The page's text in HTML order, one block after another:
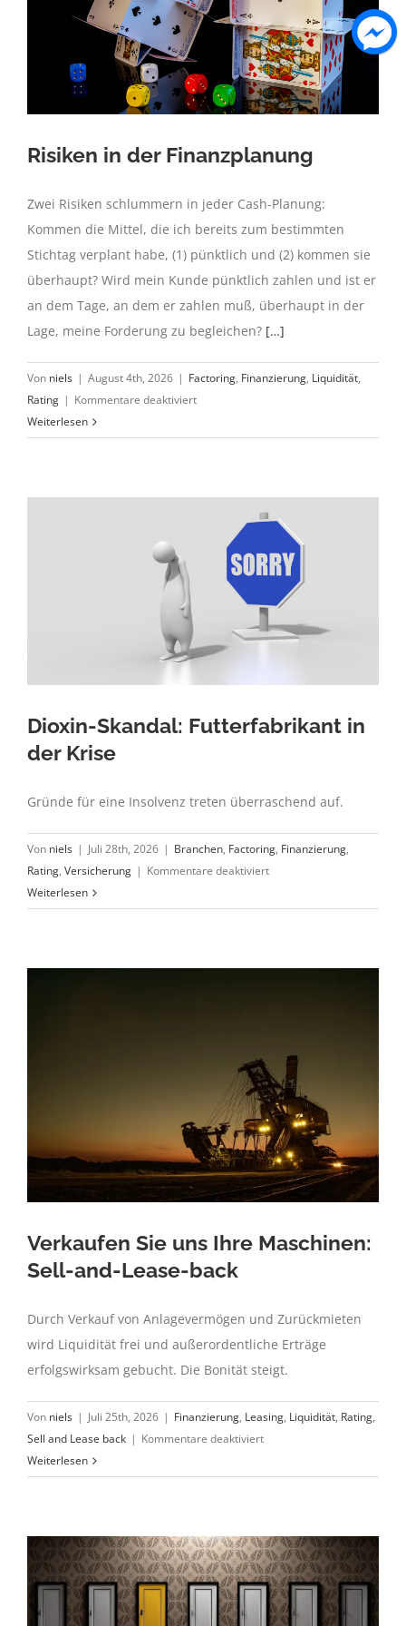
Risiken in der Finanzplanung
Zwei Risiken schlummern in jeder Cash-Planung:
Kommen die Mittel, die ich bereits zum bestimmten
Stichtag verplant habe, (1) pünktlich und (2) kommen sie
überhaupt? Wird mein Kunde pünktlich zahlen und ist er
an dem Tage, an dem er zahlen muß, überhaupt in der
Lage, meine Forderung zu begleichen? […]
Von niels | August 4th, 2026 | Factoring, Finanzierung, Liquidität,
Rating | Kommentare deaktiviertfür
in
Weiterlesen
Dioxin-Skandal: Futterfabrikant in
der Krise
Gründe für eine Insolvenz treten überraschend auf.
Von niels | Juli 28th, 2026 | Branchen, Factoring, Finanzierung,
Rating, Versicherung | Kommentare deaktiviertfür
Skandal:
Weiterlesen
Verkaufen Sie uns Ihre Maschinen:
Sell-and-Lease-back
Durch Verkauf von Anlagevermögen und Zurückmieten
wird Liquidität frei und außerordentliche Erträge
erfolgswirksam gebucht. Die Bonität steigt.
Von niels | Juli 25th, 2026 | Finanzierung, Leasing, Liquidität, Rating,
Sell and Lease back | Kommentare deaktiviertfür
Sie
Maschinen:
Sell-
and-
Lease-
Weiterlesen